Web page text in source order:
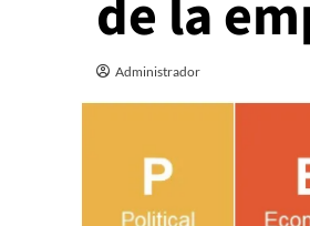
de la
Administrador